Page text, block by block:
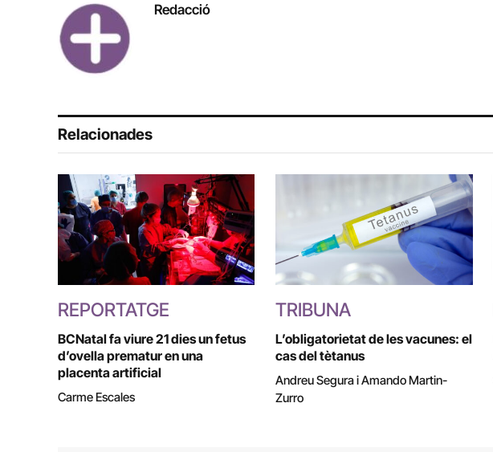
Redacció
Relacionades
REPORTATGE
BCNatal fa viure 21 dies un fetus
d’ovella prematur en una
placenta artificial
Carme Escales
TRIBUNA
L’obligatorietat de les vacunes: el
cas del tètanus
Andreu Segura i Amando Martin-
Zurro